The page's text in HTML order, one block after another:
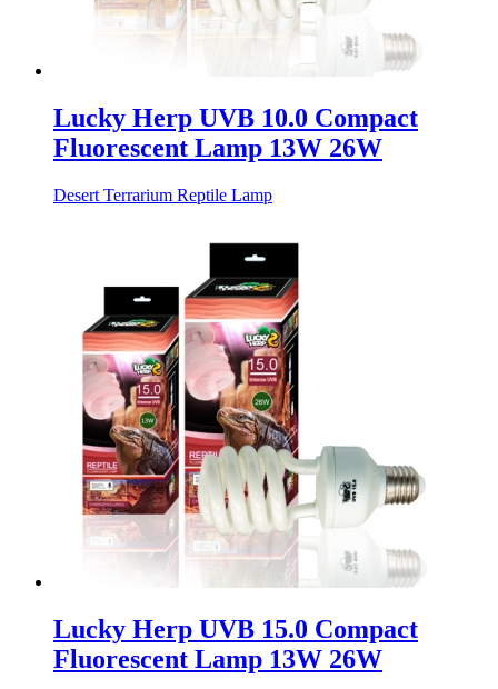
Lucky Herp UVB 10.0 Compact
Fluorescent Lamp 13W 26W
Desert Terrarium Reptile Lamp
Lucky Herp UVB 15.0 Compact
Fluorescent Lamp 13W 26W